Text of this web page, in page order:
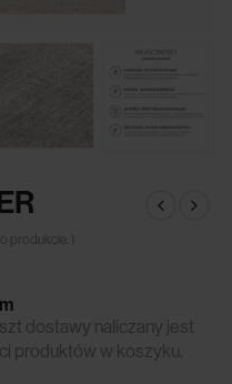
produkcie. )
dostawy naliczany jest
produktów w koszyku.